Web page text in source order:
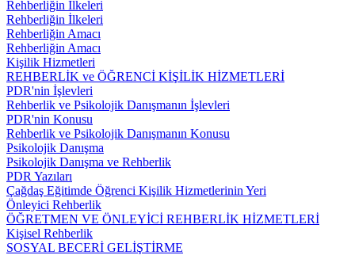
Rehberliğin İlkeleri
Rehberliğin İlkeleri
Rehberliğin Amacı
Rehberliğin Amacı
Kişilik Hizmetleri
REHBERLİK ve ÖĞRENCİ KİŞİLİK HİZMETLERİ
PDR'nin İşlevleri
Rehberlik ve Psikolojik Danışmanın İşlevleri
PDR'nin Konusu
Rehberlik ve Psikolojik Danışmanın Konusu
Psikolojik Danışma
Psikolojik Danışma ve Rehberlik
PDR Yazıları
Çağdaş Eğitimde Öğrenci Kişilik Hizmetlerinin Yeri
Önleyici Rehberlik
ÖĞRETMEN VE ÖNLEYİCİ REHBERLİK HİZMETLERİ
Kişisel Rehberlik
SOSYAL BECERİ GELİŞTİRME